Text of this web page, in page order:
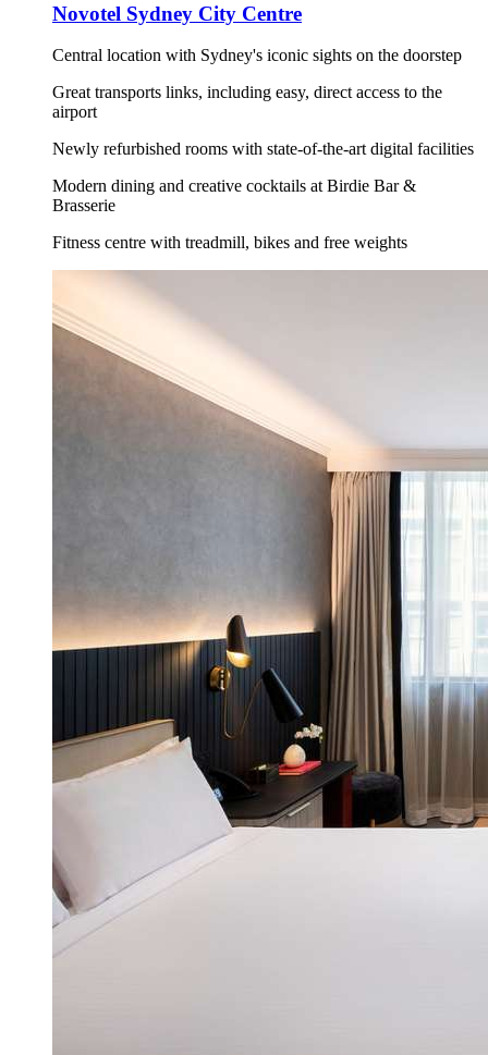
Novotel Sydney City Centre
Central location with Sydney's iconic sights on the doorstep
Great transports links, including easy, direct access to the
airport
Newly refurbished rooms with state-of-the-art digital facilities
Modern dining and creative cocktails at Birdie Bar &
Brasserie
Fitness centre with treadmill, bikes and free weights